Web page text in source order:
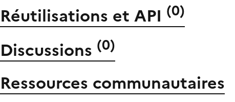
Réutilisations et API (0)
Discussions (0)
Ressources communautaires